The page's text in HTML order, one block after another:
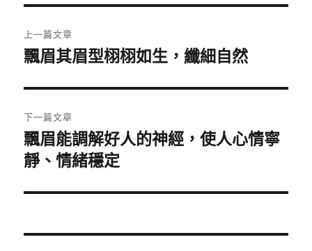
章
覽
上一篇文章
上
篇
文
章:
飄眉其眉型栩栩如生，纖細自然
下一篇文章
下
一
文
飄眉能調解好人的神經，使人心情寧
靜、情緒穩定